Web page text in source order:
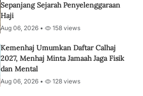
Sepanjang Sejarah Penyelenggaraan
Haji
Aug 06, 2026 • 158 views
Kemenhaj Umumkan Daftar Calhaj
2027, Menhaj Minta Jamaah Jaga Fisik
dan Mental
Aug 06, 2026 • 128 views